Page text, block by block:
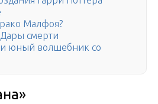
Малфоя?
смерти
юный волшебник со